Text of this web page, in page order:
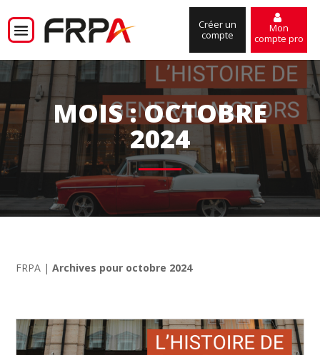
Créer un
compte
Mon
compte pro
MOIS :OCTOBRE
2024
FRPA |Archives pour octobre 2024